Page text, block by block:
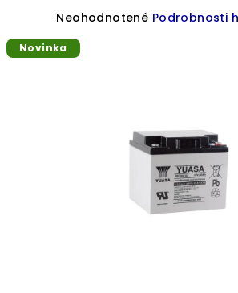
Priemerné
produktu
Neohodnotené Podrobnosti
Novinka